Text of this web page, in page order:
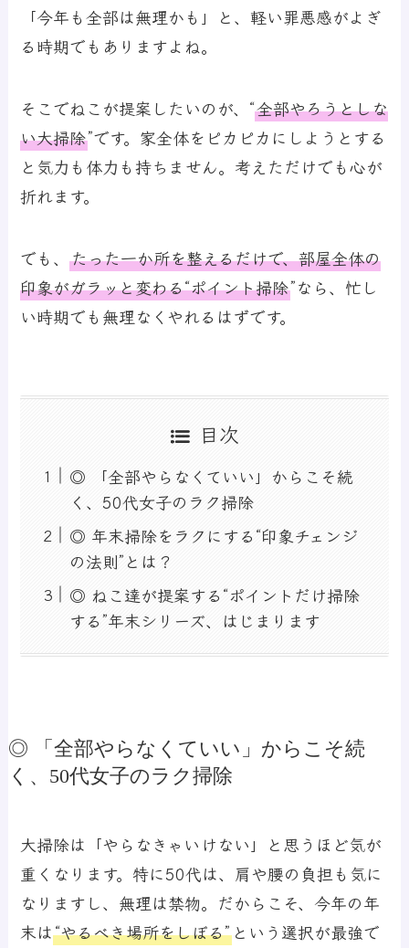
「今年も全部は無理かも」と、軽い罪悪感がよぎ
る時期でもありますよね。
そこでねこが提案したいのが、 “全部やろうとしな
い大掃除”です。家全体をピカピカにしようとする
と気力も体力も持ちません。考えただけでも心が
折れます。
でも、たった一か所を整えるだけで、部屋全体の
印象がガラッと変わる“ポイント掃除”なら、忙し
い時期でも無理なくやれるはずです。
目次
◎ 「全部やらなくていい」からこそ続
く、50代女子のラク掃除
◎ 年末掃除をラクにする“印象チェンジ
の法則”とは？
◎ ねこ達が提案する“ポイントだけ掃除
する”年末シリーズ、はじまります
◎ 「全部やらなくていい」からこそ続
く、50代女子のラク掃除
大掃除は「やらなきゃいけない」と思うほど気が
重くなります。特に50代は、肩や腰の負担も気に
なりますし、無理は禁物。だからこそ、今年の年
末は“やるべき場所をしぼる” という選択が最強で